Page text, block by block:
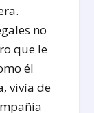
no
que le
él
vivía de